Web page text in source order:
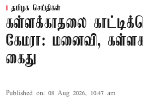
தமிழக செய்திகள்
கள்ளக்காதலை
கேமரா: மனைவி,
கைது
Published on: 08 Aug 2026, 10:47 am